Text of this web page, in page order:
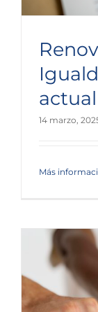
14 marzo,
Más